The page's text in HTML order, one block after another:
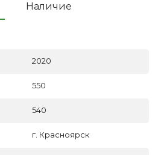
Наличие
2020
550
540
г. Красноярск